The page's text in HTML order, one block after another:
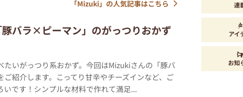
「Mizuki」の人気記事はこちら
バラ×ピーマン」のがっつりおかず
たいがっつり系おかず。今回はMizukiさんの「豚バ
紹介します。こってり甘辛やチーズインなど、ご
いです！シンプルな材料で作れて満足...
連
アイ
お知